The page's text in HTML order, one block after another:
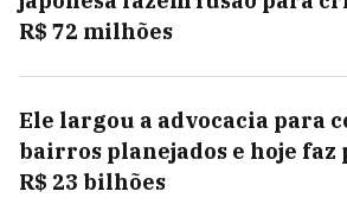
R$ 72 milhões
Ele largou a advocacia para
bairros planejados e hoje faz
R$ 23 bilhões